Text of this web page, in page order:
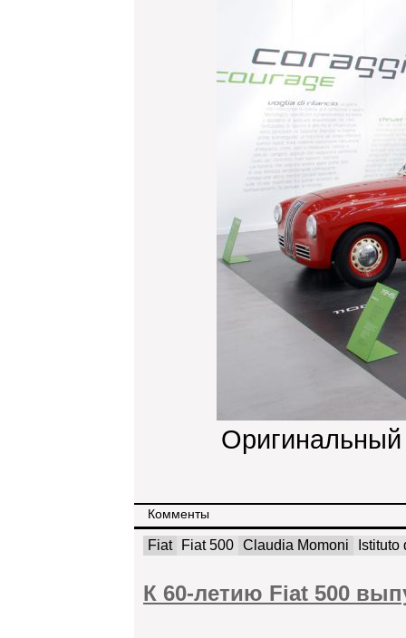
Комменты
Fiat Fiat 500 Claudia Momoni
К 60-летию Fiat 500